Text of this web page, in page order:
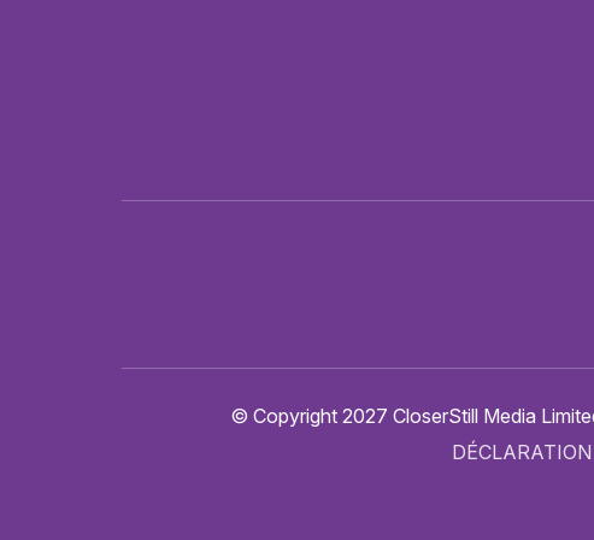
© Copyright 2027 CloserStill Media